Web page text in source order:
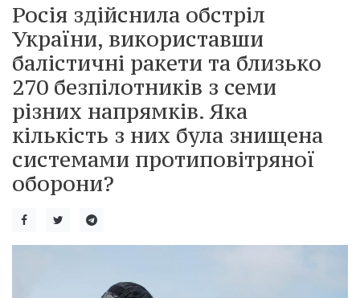
Росія здійснила обстріл
України, використавши
балістичні ракети та близько
270 безпілотників з семи
різних напрямків. Яка
кількість з них була знищена
системами протиповітряної
оборони?